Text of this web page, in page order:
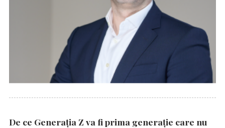
De ce Generația Z va fi prima generație care nu